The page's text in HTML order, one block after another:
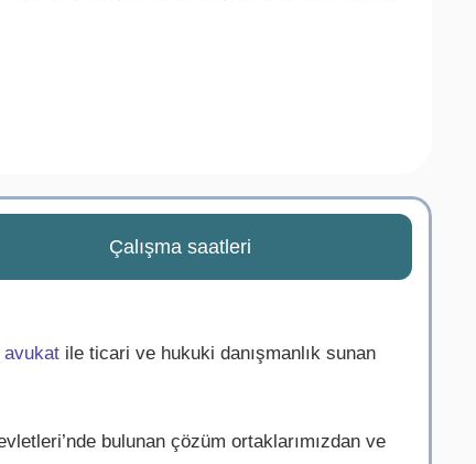
Çalışma saatleri
avukat ile ticari ve hukuki danışmanlık sunan
bulunan çözüm ortaklarımızdan ve